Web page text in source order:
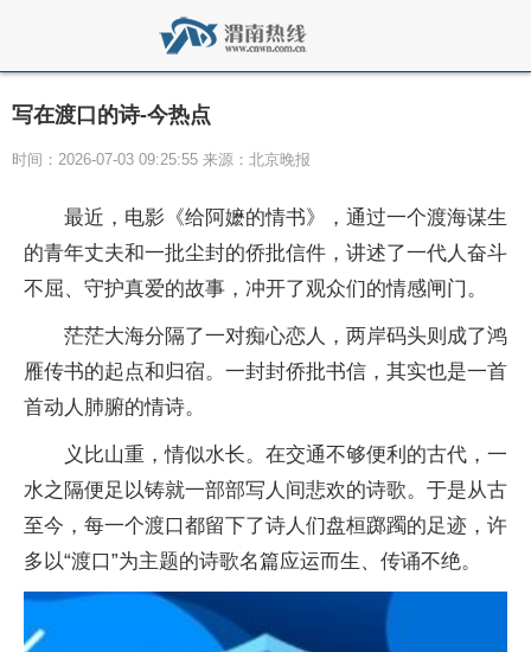
写在渡口的诗-今热点
时间：2026-07-03 09:25:55 来源：北京晚报
最近，电影《给阿嬷的情书》，通过一个渡海谋生
的青年丈夫和一批尘封的侨批信件，讲述了一代人奋斗
不屈、守护真爱的故事，冲开了观众们的情感闸门。
茫茫大海分隔了一对痴心恋人，两岸码头则成了鸿
雁传书的起点和归宿。一封封侨批书信，其实也是一首
首动人肺腑的情诗。
义比山重，情似水长。在交通不够便利的古代，一
水之隔便足以铸就一部部写人间悲欢的诗歌。于是从古
至今，每一个渡口都留下了诗人们盘桓踯躅的足迹，许
多以“渡口”为主题的诗歌名篇应运而生、传诵不绝。